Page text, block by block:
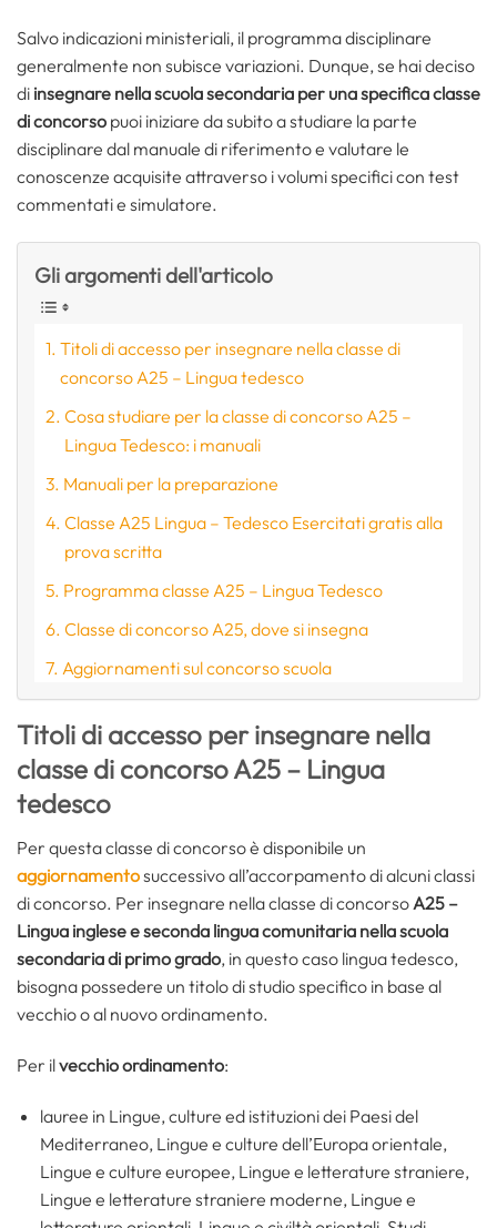
Salvo indicazioni ministeriali, il programma disciplinare
generalmente non subisce variazioni. Dunque, se hai deciso
di insegnare nella scuola secondaria per una specifica classe
di concorso puoi iniziare da subito a studiare la parte
disciplinare dal manuale di riferimento e valutare le
conoscenze acquisite attraverso i volumi specifici con test
commentati e simulatore.
Gli argomenti dell'articolo
Titoli di accesso per insegnare nella classe di
concorso A25 – Lingua tedesco
Cosa studiare per la classe di concorso A25 –
Lingua Tedesco: i manuali
Manuali per la preparazione
Classe A25 Lingua – Tedesco Esercitati gratis alla
prova scritta
Programma classe A25 – Lingua Tedesco
Classe di concorso A25, dove si insegna
Aggiornamenti sul concorso scuola
Titoli di accesso per insegnare nella
classe di concorso A25 – Lingua
tedesco
Per questa classe di concorso è disponibile un
aggiornamentosuccessivo all’accorpamento di alcuni classi
di concorso. Per insegnare nella classe di concorsoA25 –
Lingua inglese e seconda lingua comunitaria nella scuola
secondaria di primo grado, in questo caso lingua tedesco,
bisogna possedere un titolo di studio specifico in base al
vecchio o al nuovo ordinamento.
Per ilvecchio ordinamento:
lauree in Lingue, culture ed istituzioni dei Paesi del
Mediterraneo, Lingue e culture dell’Europa orientale,
Lingue e culture europee, Lingue e letterature straniere,
Lingue e letterature straniere moderne, Lingue e